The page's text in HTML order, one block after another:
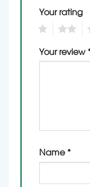
Your rating
Your review
Name *